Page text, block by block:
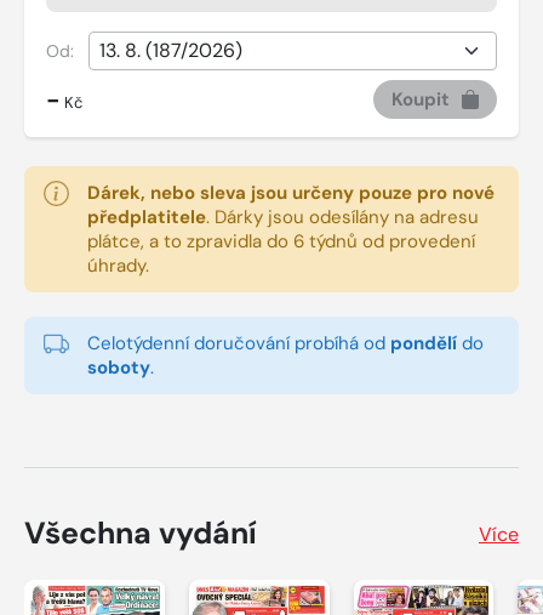
Od:
- Kč Koupit
Dárek, nebo sleva jsou určeny pouze pro nové
předplatitele. Dárky jsou odesílány na adresu
plátce, a to zpravidla do 6 týdnů od provedení
úhrady.
Celotýdenní doručování probíhá od pondělí do
soboty.
Všechna vydání Více